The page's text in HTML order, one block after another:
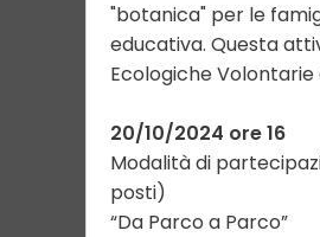
"botanica" per le
educativa. Questa
Ecologiche Volontarie
20/10/2024 ore 16
Modalità di
posti)
“Da Parco a Parco”